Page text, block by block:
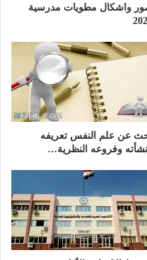
واشكال مطويات مدرسية
عن علم النفس تعريفه
وفروعه النظرية…